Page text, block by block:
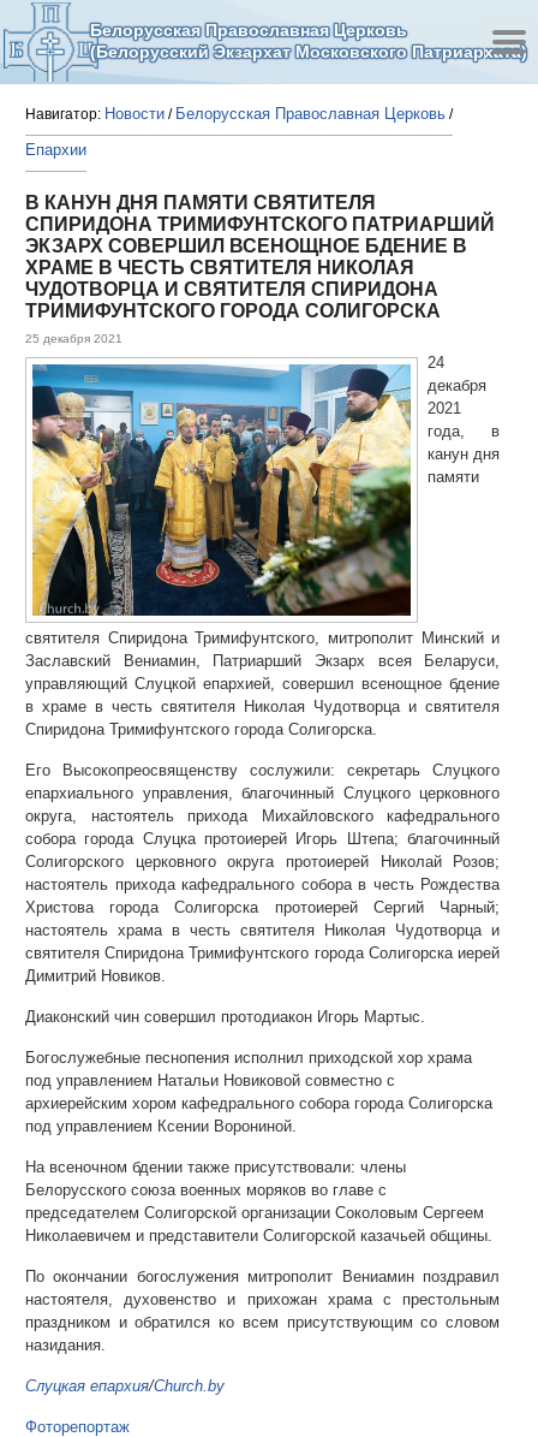
Белорусская Православная Церковь
(Белорусский Экзархат Московского Патриархата)
Навигатор: Новости / Белорусская Православная Церковь /
Епархии
В КАНУН ДНЯ ПАМЯТИ СВЯТИТЕЛЯ
СПИРИДОНА ТРИМИФУНТСКОГО ПАТРИАРШИЙ
ЭКЗАРХ СОВЕРШИЛ ВСЕНОЩНОЕ БДЕНИЕ В
ХРАМЕ В ЧЕСТЬ СВЯТИТЕЛЯ НИКОЛАЯ
ЧУДОТВОРЦА И СВЯТИТЕЛЯ СПИРИДОНА
ТРИМИФУНТСКОГО ГОРОДА СОЛИГОРСКА
25 декабря 2021
24
декабря
2021
года, в
канун дня
памяти
святителя Спиридона Тримифунтского, митрополит Минский и
Заславский Вениамин, Патриарший Экзарх всея Беларуси,
управляющий Слуцкой епархией, совершил всенощное бдение
в храме в честь святителя Николая Чудотворца и святителя
Спиридона Тримифунтского города Солигорска.
Его Высокопреосвященству сослужили: секретарь Слуцкого
епархиального управления, благочинный Слуцкого церковного
округа, настоятель прихода Михайловского кафедрального
собора города Слуцка протоиерей Игорь Штепа; благочинный
Солигорского церковного округа протоиерей Николай Розов;
настоятель прихода кафедрального собора в честь Рождества
Христова города Солигорска протоиерей Сергий Чарный;
настоятель храма в честь святителя Николая Чудотворца и
святителя Спиридона Тримифунтского города Солигорска иерей
Димитрий Новиков.
Диаконский чин совершил протодиакон Игорь Мартыс.
Богослужебные песнопения исполнил приходской хор храма
под управлением Натальи Новиковой совместно с
архиерейским хором кафедрального собора города Солигорска
под управлением Ксении Ворониной.
На всеночном бдении также присутствовали: члены
Белорусского союза военных моряков во главе с
председателем Солигорской организации Соколовым Сергеем
Николаевичем и представители Солигорской казачьей общины.
По окончании богослужения митрополит Вениамин поздравил
настоятеля, духовенство и прихожан храма с престольным
праздником и обратился ко всем присутствующим со словом
назидания.
Слуцкая епархия/Church.by
Фоторепортаж